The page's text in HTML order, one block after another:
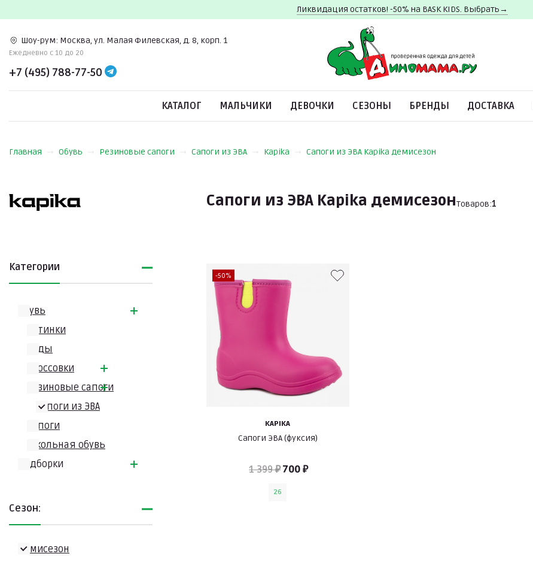
Ликвидация остатков! -50% на BASK KIDS. Выбрать→
Шоу-рум: Москва, ул. Малая Филевская, д. 8, корп. 1
Ежедневно c 10 до 20
+7 (495) 788-77-50
КАТАЛОГ МАЛЬЧИКИ ДЕВОЧКИ СЕЗОНЫ БРЕНДЫ ДОСТАВКА
Главная Обувь Резиновые сапоги Сапоги из ЭВА Kapika Сапоги из ЭВА Kapika демисезон
Категории
Обувь
Ботинки
Кеды
Кроссовки
Резиновые сапоги
Сапоги из ЭВА
Сапоги
Школьная обувь
Подборки
Сезон:
Демисезон
Сапоги из ЭВА Kapika демисезонТоваров:1
-50%
KAPIKA
Сапоги ЭВА (фуксия)
1 399 ₽700 ₽
26